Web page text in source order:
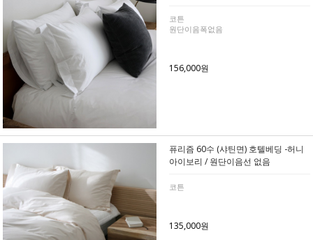
코튼
원단이음폭없음
156,000원
퓨리즘 60수 (샤틴면) 호텔베딩 -허니
아이보리 / 원단이음선 없음
코튼
135,000원